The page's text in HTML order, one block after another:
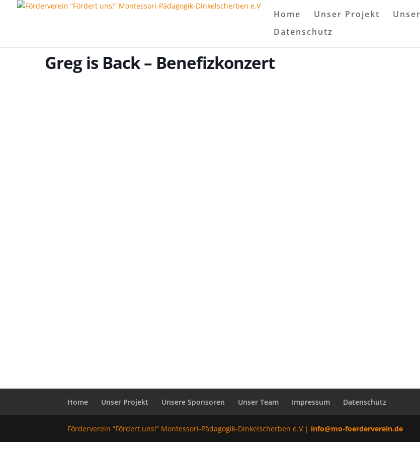
Home Unser Projekt
Datenschutz
Greg is Back – Benefizkonzert
Home Unser Projekt Unsere Sponsoren Unser Team Impressum Datenschutz
Förderverein “Fördert uns!” Montessori-Pädagogik-Dinkelscherben e.V | info@mo-foerderverein.de